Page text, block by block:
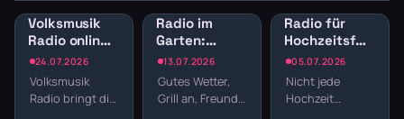
24.07.2026
Volksmusik
Radio online:
Traditionelle
Klänge und
Blasmusik
Volksmusik
Radio bringt dir
13.07.2026
Radio im
Garten:
Sender für
Gartenparty
und
Grillabend
Gutes Wetter,
Grill an, Freunde
05.07.2026
Radio für
Hochzeitsfeier:
Sender für
Empfang,
Dinner und
Nicht jede
Hochzeit